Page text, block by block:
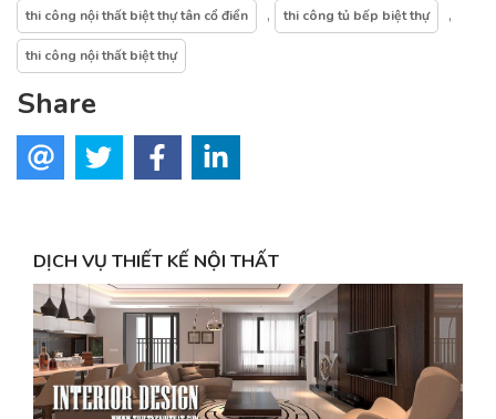
thi công nội thất biệt thự tân cổ điển , thi công tủ bếp biệt thự ,
thi công nội thất biệt thự
Share
DỊCH VỤ THIẾT KẾ NỘI THẤT